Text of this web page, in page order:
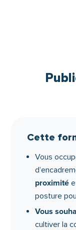
En
capable de
efficace au
Cette
Vous
proximité
posture
Vous
cultiver la